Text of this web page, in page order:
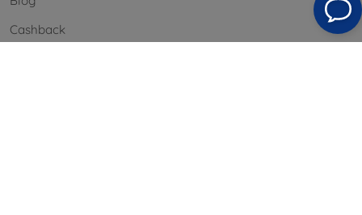
Cashback